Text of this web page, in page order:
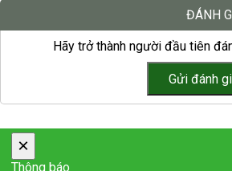
ĐÁNH
Hãy trở thành người đầu tiên
×
Thông báo